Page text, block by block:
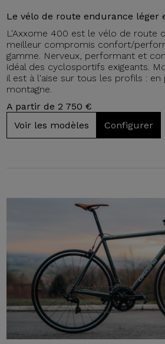
Le vélo de route endurance léger
L'Axxome 400 est le vélo de route
meilleur compromis confort/
gamme. Nerveux, performant et
idéal des cyclosportifs exigeants.
il est à l'aise sur tous les profils :
montagne.
A partir de 2 750 €
Voir les modèles
Configurer